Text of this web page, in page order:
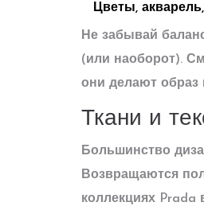
Цветы,
Не забывай
(или наоборот).
они делают
Ткани и
Большинство
Возвращаются
коллекциях Prada